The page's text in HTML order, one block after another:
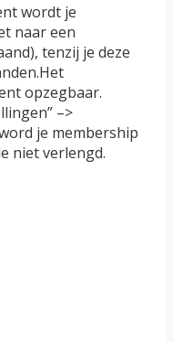
wordt je
naar een
tenzij je deze
opzegbaar.
–>
je membership
niet verlengd.